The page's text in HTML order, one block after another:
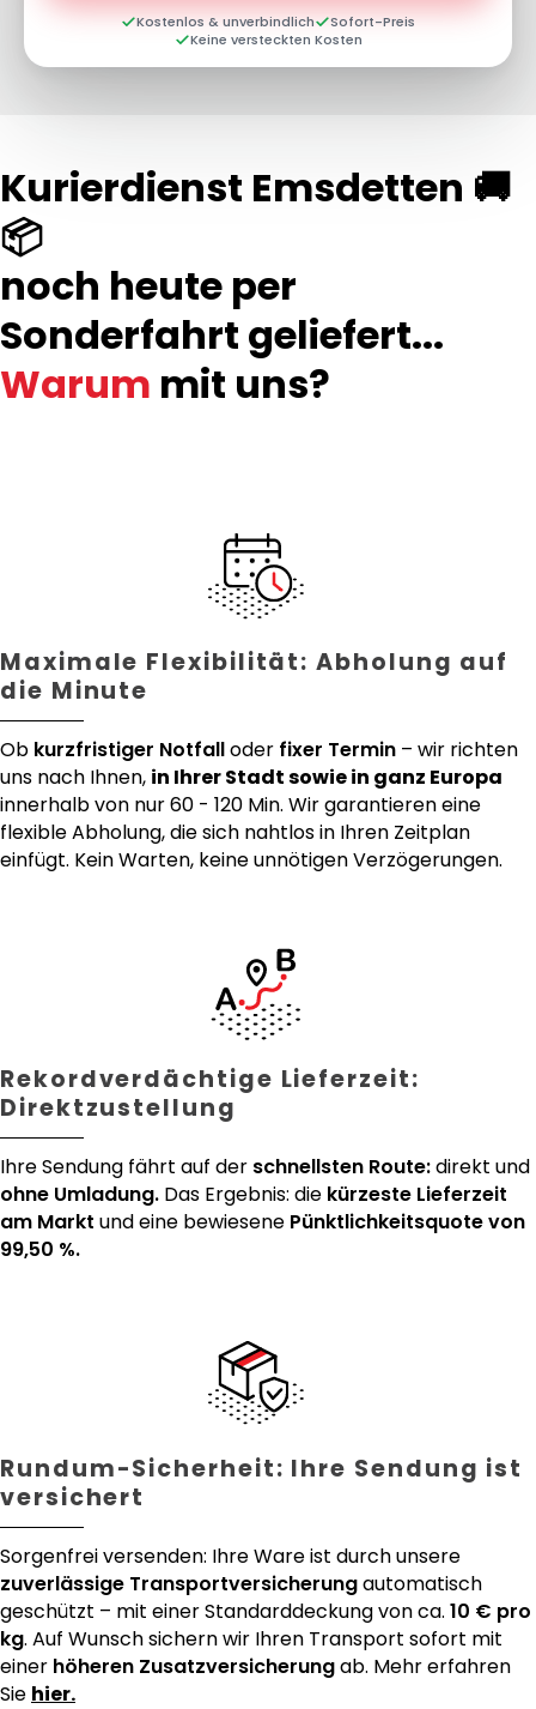
Kostenlos & unverbindlich
Sofort-Preis
Keine versteckten Kosten
Kurierdienst Emsdetten 🚚
📦
noch heute per
Sonderfahrt geliefert...
Warum mit uns?
Maximale Flexibilität: Abholung auf
die Minute
Ob kurzfristiger Notfalloder fixer Termin – wir richten
uns nach Ihnen, in Ihrer Stadt sowie in ganz Europa
innerhalb von nur 60 - 120 Min. Wir garantieren eine
flexible Abholung, die sich nahtlos in Ihren Zeitplan
einfügt. Kein Warten, keine unnötigen Verzögerungen.
Rekordverdächtige Lieferzeit:
Direktzustellung
Ihre Sendung fährt auf der schnellsten Route:direkt und
ohne Umladung. Das Ergebnis: die kürzeste Lieferzeit
am Markt und eine bewiesene Pünktlichkeitsquote von
99,50 %.
Rundum-Sicherheit: Ihre Sendung ist
versichert
Sorgenfrei versenden: Ihre Ware ist durch unsere
zuverlässige Transportversicherungautomatisch
geschützt – mit einer Standarddeckung von ca. 10 € pro
kg. Auf Wunsch sichern wir Ihren Transport sofort mit
einer höheren Zusatzversicherungab. Mehr erfahren
Sie hier.